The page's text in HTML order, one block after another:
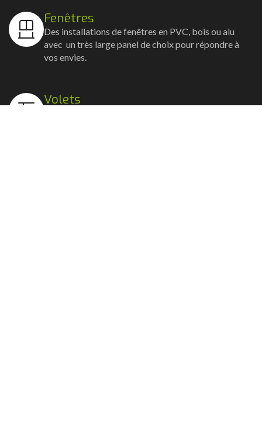
Fenêtres
Des installations de fenêtres en PVC, bois ou alu
avec un très large panel de choix pour répondre à
vos envies.
Volets